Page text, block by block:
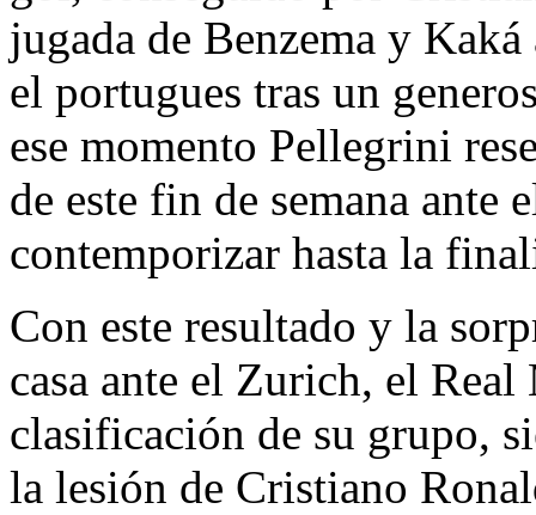
jugada de Benzema y
el portugues tras un
ese momento Pellegrini
de este fin de semana ante
contemporizar hasta la
Con este resultado y la
casa ante el Zurich, el
clasificación de su grupo,
la lesión de Cristiano